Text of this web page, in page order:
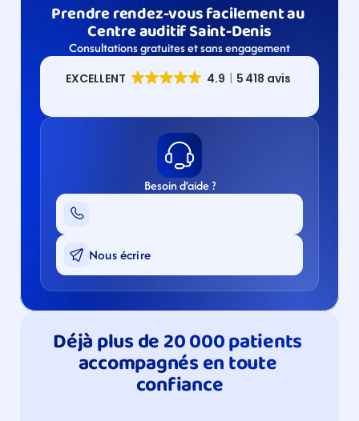
Prendre rendez-vous facilement au
Centre auditif Saint-Denis
Consultations gratuites et sans engagement
Besoin d’aide ?
Nous écrire
Déjà plus de 20 000 patients
accompagnés en toute
confiance